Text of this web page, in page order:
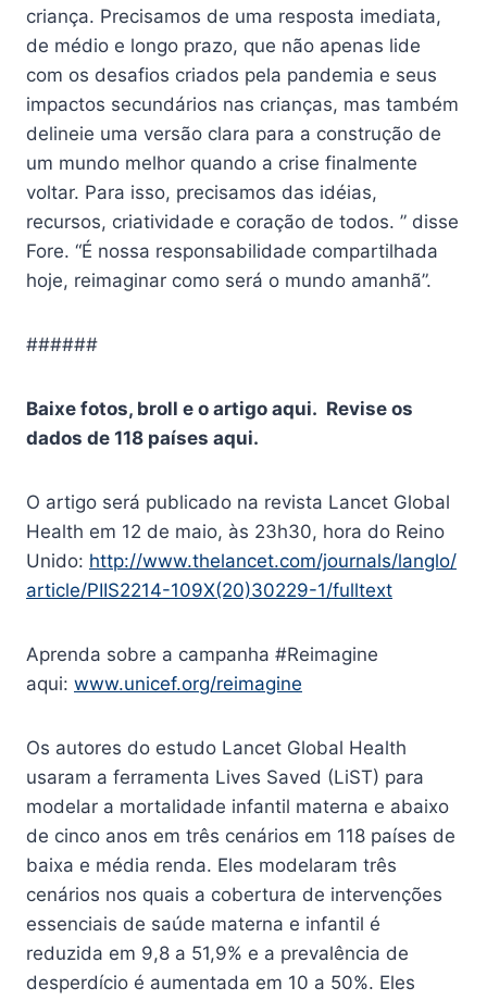
criança. Precisamos de uma resposta imediata,
de médio e longo prazo, que não apenas lide
com os desafios criados pela pandemia e seus
impactos secundários nas crianças, mas também
delineie uma versão clara para a construção de
um mundo melhor quando a crise finalmente
voltar. Para isso, precisamos das idéias,
recursos, criatividade e coração de todos. ” disse
Fore. “É nossa responsabilidade compartilhada
hoje, reimaginar como será o mundo amanhã”.
######
Baixe fotos, broll e o artigo aqui. Revise os
dados de 118 países aqui.
O artigo será publicado na revista Lancet Global
Health em 12 de maio, às 23h30, hora do Reino
Unido: http://www.thelancet.com/journals/langlo/
article/PIIS2214-109X(20)30229-1/fulltext
Aprenda sobre a campanha #Reimagine
aqui: www.unicef.org/reimagine
Os autores do estudo Lancet Global Health
usaram a ferramenta Lives Saved (LiST) para
modelar a mortalidade infantil materna e abaixo
de cinco anos em três cenários em 118 países de
baixa e média renda. Eles modelaram três
cenários nos quais a cobertura de intervenções
essenciais de saúde materna e infantil é
reduzida em 9,8 a 51,9% e a prevalência de
desperdício é aumentada em 10 a 50%. Eles